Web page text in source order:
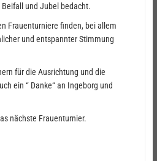
und Jubel bedacht.
Frauenturniere finden, bei allem
und entspannter Stimmung
für die Ausrichtung und die
ein “ Danke“ an Ingeborg und
nächste Frauenturnier.